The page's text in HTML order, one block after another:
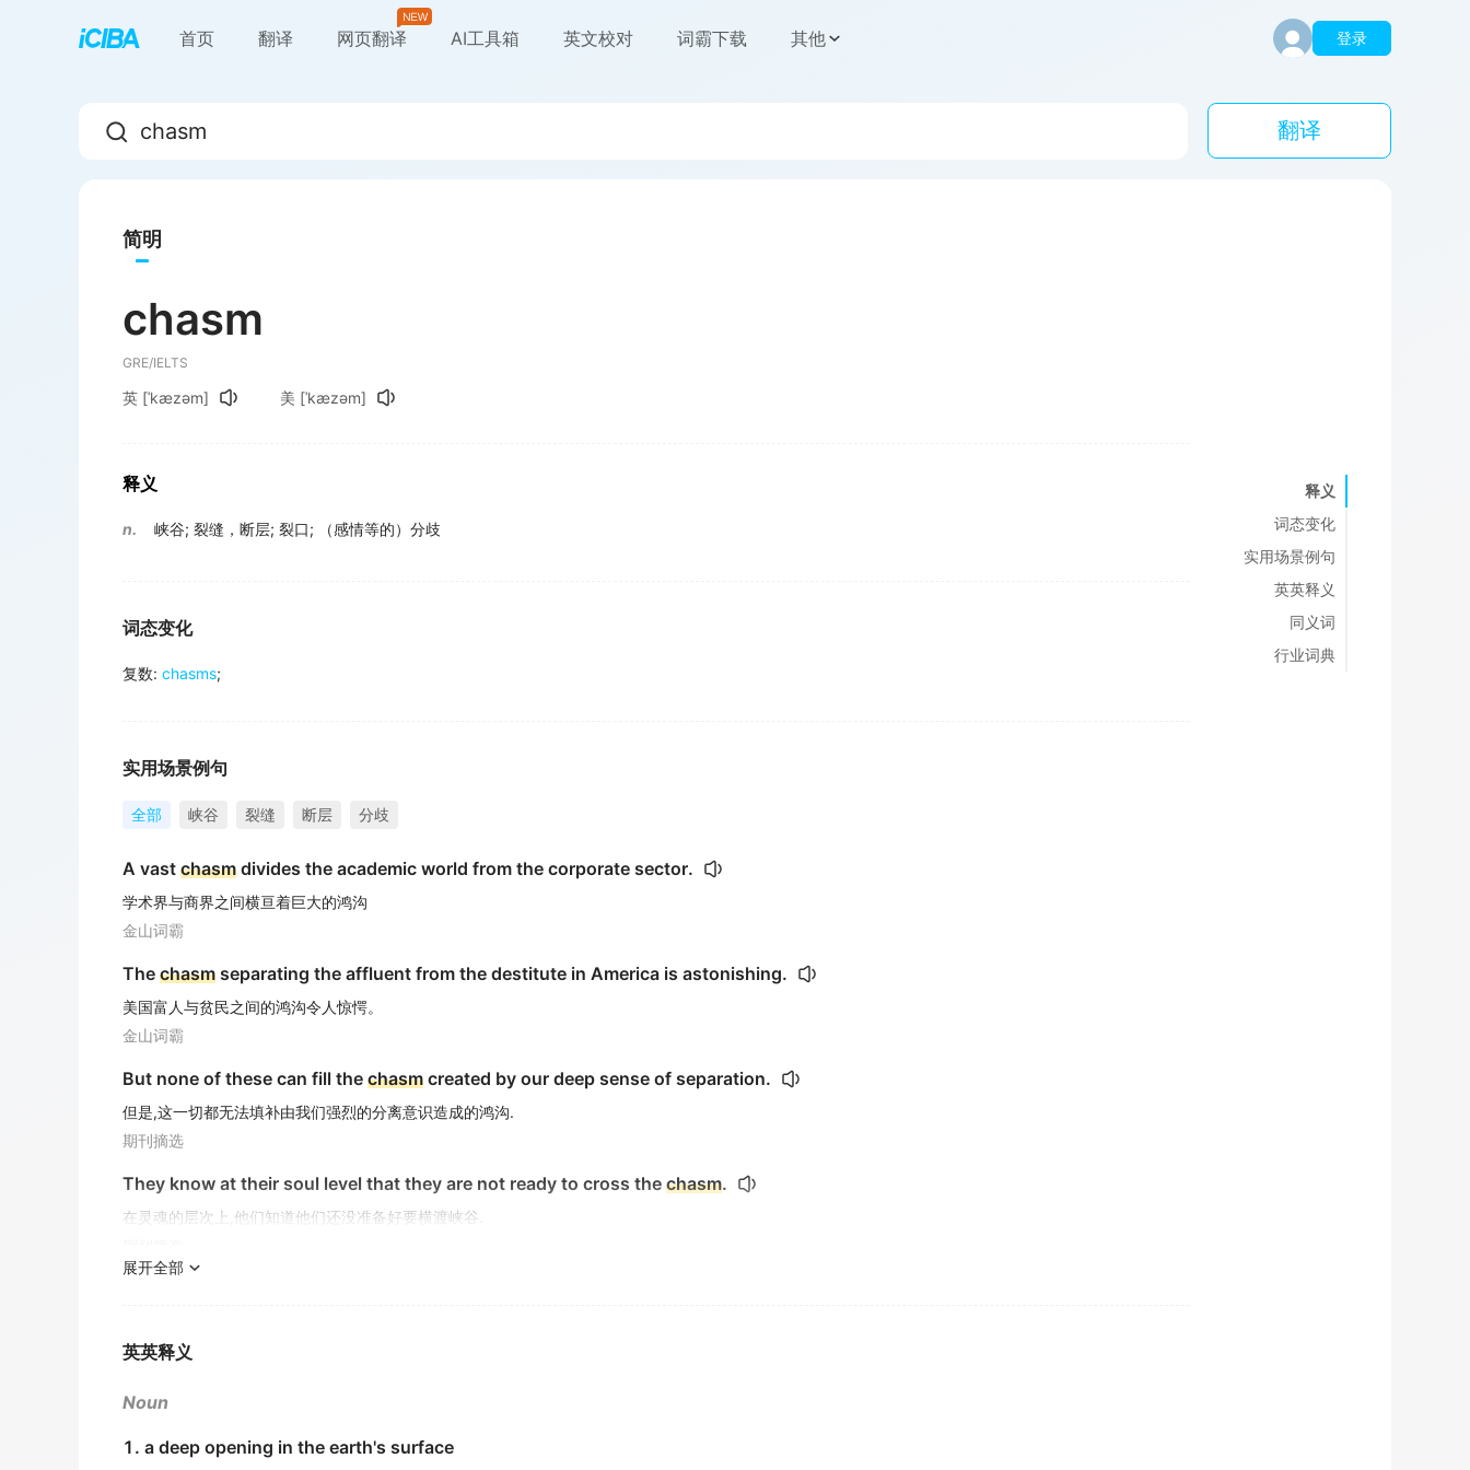
首页 翻译 网页翻译 AI工具箱 英文校对 词霸下载 其他 登录
翻译
简明
chasm
GRE/IELTS
英 [ˈkæzəm] 美 [ˈkæzəm]
释义
n. 峡谷; 裂缝，断层; 裂口; （感情等的）分歧
词态变化
复数: chasms;
实用场景例句
全部 峡谷 裂缝 断层 分歧
A vast chasm divides the academic world from the corporate sector.
学术界与商界之间横亘着巨大的鸿沟
金山词霸
The chasm separating the affluent from the destitute in America is astonishing.
美国富人与贫民之间的鸿沟令人惊愕。
金山词霸
But none of these can fill the chasm created by our deep sense of separation.
但是,这一切都无法填补由我们强烈的分离意识造成的鸿沟.
期刊摘选
They know at their soul level that they are not ready to cross the chasm.
在灵魂的层次上,他们知道他们还没准备好要横渡峡谷.
期刊摘选
Achasm
《简明英汉词典》
展开全部
英英释义
Noun
1. a deep opening in the earth's surface
释义
词态变化
实用场景例句
英英释义
同义词
行业词典